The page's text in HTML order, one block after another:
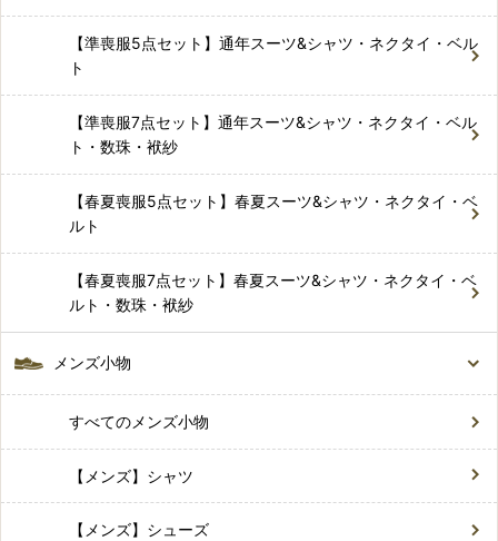
【準喪服5点セット】通年スーツ&シャツ・ネクタイ・ベル
ト
【準喪服7点セット】通年スーツ&シャツ・ネクタイ・ベル
ト・数珠・袱紗
【春夏喪服5点セット】春夏スーツ&シャツ・ネクタイ・ベ
ルト
【春夏喪服7点セット】春夏スーツ&シャツ・ネクタイ・ベ
ルト・数珠・袱紗
メンズ小物
すべてのメンズ小物
【メンズ】シャツ
【メンズ】シューズ